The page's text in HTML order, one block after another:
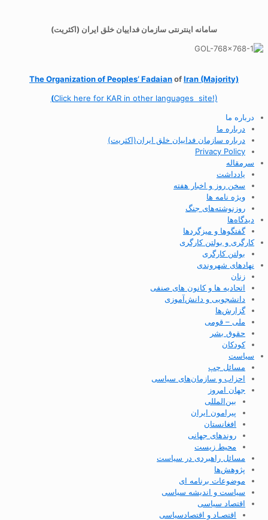
سامانه اینترنتی سازمان فداییان خلق ایران (اکثریت)
The Organization ofPeoples’ FadaianofIran (Majority)
(Click here for KAR in other languages site!)
درباره ما
درباره ما
درباره سازمان فداییان خلق ایران(اکثریت)
Privacy Policy
سرمقاله
یادداشت
سخن روز و اخبار هفته
ویژه نامه ها
روزنوشته‌های جنگ
دیدگاه‌ها
گفتگوها و میزگردها
کارگری و بولتن کارگری
بولتن کارگری
نهادهای شهروندی
زنان
اتحادیه ها و کانون های صنفی
دانشجویی و دانش‌آموزی
گزارش‌ها
ملی – قومی
حقوق بشر
کودکان
سیاست
مسائل چپ
احزاب و سازمان‌های سیاسی
جهان امروز
بین‌المللی
پیرامون ایران
افغانستان
روندهای جهانی
محیط زیست
مسائل راهبردی در سیاست
پژوهش‌ها
موضوعات برنامه ای
سیاست و اندیشه سیاسی
اقتصاد سیاسی
اقتصـاد و اقتصاد‌سیاسی